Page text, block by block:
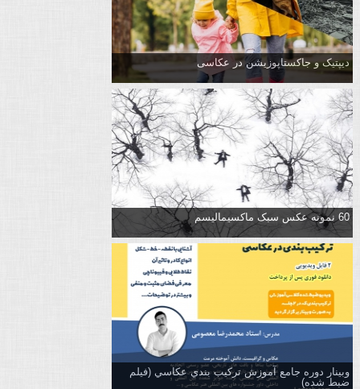
دیپتیک و جاکستا‌پوزیشن در عکاسی
60 نمونه عکس سبک ماکسیمالیسم
وبینار دوره جامع آموزش تركيب بندي عكاسي (فیلم
ضبط شده)